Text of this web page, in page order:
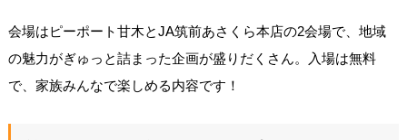
会場はピーポート甘木とJA筑前あさくら本店の2会場で、地域
の魅力がぎゅっと詰まった企画が盛りだくさん。入場は無料
で、家族みんなで楽しめる内容です！